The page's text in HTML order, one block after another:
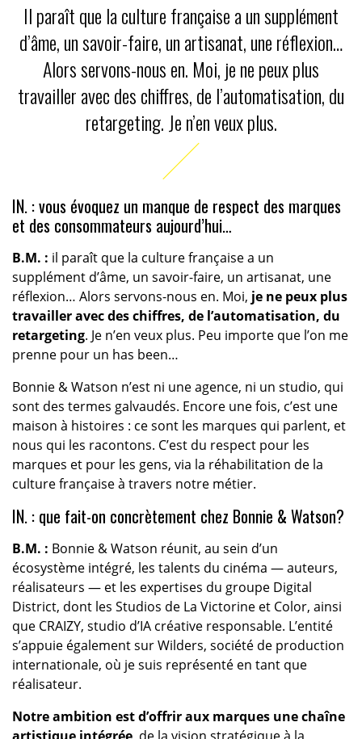
Il paraît que la culture française a un supplément
d’âme, un savoir-faire, un artisanat, une réflexion…
Alors servons-nous en. Moi, je ne peux plus
travailler avec des chiffres, de l’automatisation, du
retargeting. Je n’en veux plus.
IN. : vous évoquez un manque de respect des marques
et des consommateurs aujourd’hui…
B.M. : il paraît que la culture française a un
supplément d’âme, un savoir-faire, un artisanat, une
réflexion… Alors servons-nous en. Moi, je ne peux plus
travailler avec des chiffres, de l’automatisation, du
retargeting. Je n’en veux plus. Peu importe que l’on me
prenne pour un has been…
Bonnie & Watson n’est ni une agence, ni un studio, qui
sont des termes galvaudés. Encore une fois, c’est une
maison à histoires : ce sont les marques qui parlent, et
nous qui les racontons. C’est du respect pour les
marques et pour les gens, via la réhabilitation de la
culture française à travers notre métier.
IN. : que fait-on concrètement chez Bonnie & Watson?
B.M. : Bonnie & Watson réunit, au sein d’un
écosystème intégré, les talents du cinéma — auteurs,
réalisateurs — et les expertises du groupe Digital
District, dont les Studios de La Victorine et Color, ainsi
que CRAIZY, studio d’IA créative responsable. L’entité
s’appuie également sur Wilders, société de production
internationale, où je suis représenté en tant que
réalisateur.
Notre ambition est d’offrir aux marques une chaîne